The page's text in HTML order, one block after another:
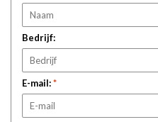
Bedrijf:
E-mail:*